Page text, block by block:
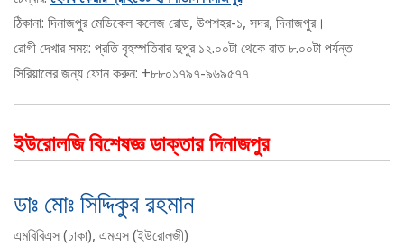
ঠিকানা: দিনাজপুর মেডিকেল কলেজ রোড, উপশহর-১, সদর, দিনাজপুর।
রোগী দেখার সময়: প্রতি বৃহস্পতিবার দুপুর ১২.০০টা থেকে রাত ৮.০০টা পর্যন্ত
সিরিয়ালের জন্য ফোন করুন: +৮৮০১৭৯৭-৯৬৯৫৭৭
ইউরোলজি বিশেষজ্ঞ ডাক্তার দিনাজপুর
ডাঃ মোঃ সিদ্দিকুর রহমান
এমবিবিএস (ঢাকা), এমএস (ইউরোলজী)